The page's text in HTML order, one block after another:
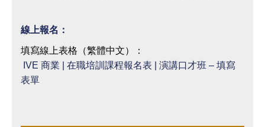
線上報名：
填寫線上表格（繁體中文）：
IVE 商業 | 在職培訓課程報名表 | 演講口才班 – 填寫
表單